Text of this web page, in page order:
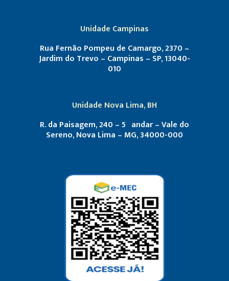
Unidade Campinas
Rua Fernão Pompeu de Camargo, 2370 –
Jardim do Trevo – Campinas – SP, 13040-
010
Unidade Nova Lima, BH
R. da Paisagem, 240 – 5º andar – Vale do
Sereno, Nova Lima – MG, 34000-000